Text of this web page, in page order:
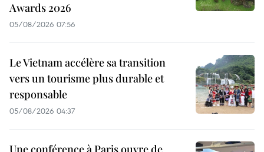
Awards 2026
05/08/2026 07:56
Le Vietnam accélère sa transition
vers un tourisme plus durable et
responsable
05/08/2026 04:37